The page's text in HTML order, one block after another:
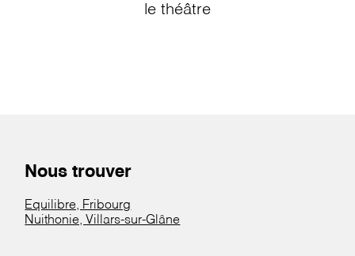
le théâtre
Nous trouver
Equilibre, Fribourg
Nuithonie, Villars-sur-Glâne